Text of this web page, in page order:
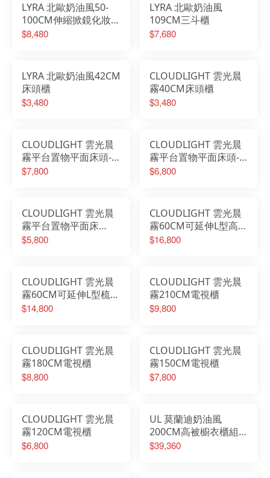
LYRA 北歐奶油風50-
100CM伸縮掀鏡化妝桌
椅組
$8,480
LYRA 北歐奶油風
109CM三斗櫃
$7,680
LYRA 北歐奶油風42CM
床頭櫃
$3,480
CLOUDLIGHT 雲光晨
霧40CM床頭櫃
$3,480
CLOUDLIGHT 雲光晨
霧平台置物平面床頭-6
尺
$7,800
CLOUDLIGHT 雲光晨
霧平台置物平面床頭-5
尺
$6,800
CLOUDLIGHT 雲光晨
霧平台置物平面床
頭-3.5尺
$5,800
CLOUDLIGHT 雲光晨
霧60CM可延伸L型高被
櫥梳桌櫃組
$16,800
CLOUDLIGHT 雲光晨
霧60CM可延伸L型梳桌
櫃組
$14,800
CLOUDLIGHT 雲光晨
霧210CM電視櫃
$9,800
CLOUDLIGHT 雲光晨
霧180CM電視櫃
$8,800
CLOUDLIGHT 雲光晨
霧150CM電視櫃
$7,800
CLOUDLIGHT 雲光晨
霧120CM電視櫃
$6,800
UL 莫蘭迪奶油風
200CM高被櫥衣櫃組
(雙吊+三抽+展示櫃)
$39,360